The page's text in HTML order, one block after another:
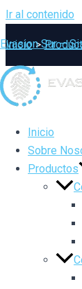
Ir al contenido
Evasion Sur –
Inicio
Sobre
Productos
Inicio